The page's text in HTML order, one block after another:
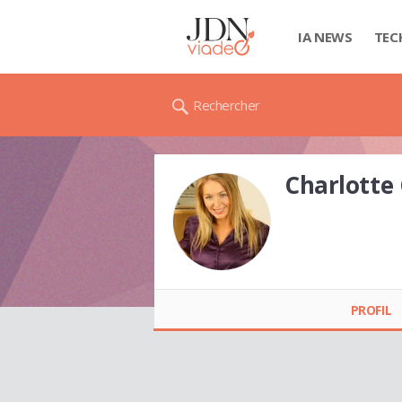
IA NEWS
Rechercher
Charlotte CHAUVIN
Charlotte
PROFIL